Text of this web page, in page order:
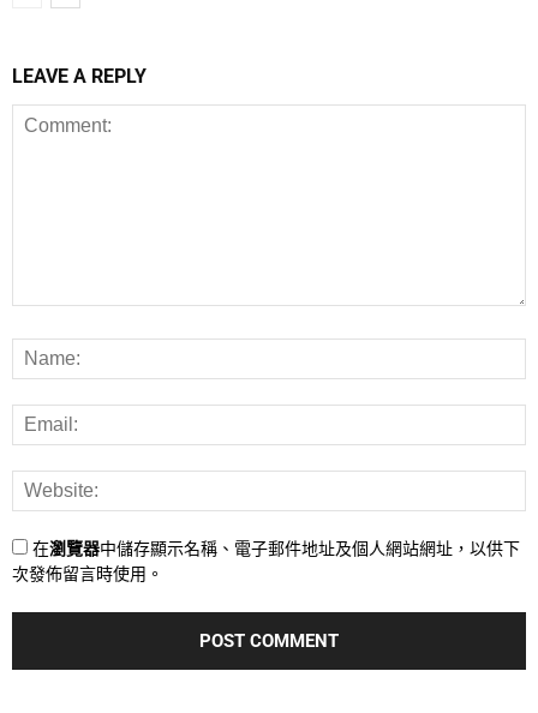
LEAVE A REPLY
在瀏覽器中儲存顯示名稱、電子郵件地址及個人網站網址，以供下
次發佈留言時使用。